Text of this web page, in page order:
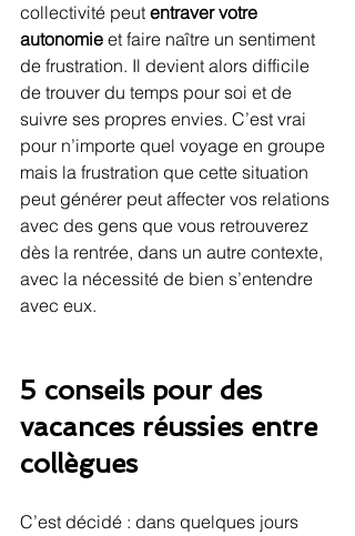
collectivité peut entraver votre
autonomie et faire naître un sentiment
de frustration. Il devient alors difficile
de trouver du temps pour soi et de
suivre ses propres envies. C’est vrai
pour n’importe quel voyage en groupe
mais la frustration que cette situation
peut générer peut affecter vos relations
avec des gens que vous retrouverez
dès la rentrée, dans un autre contexte,
avec la nécessité de bien s’entendre
avec eux.
5 conseils pour des
vacances réussies entre
collègues
C’est décidé : dans quelques jours